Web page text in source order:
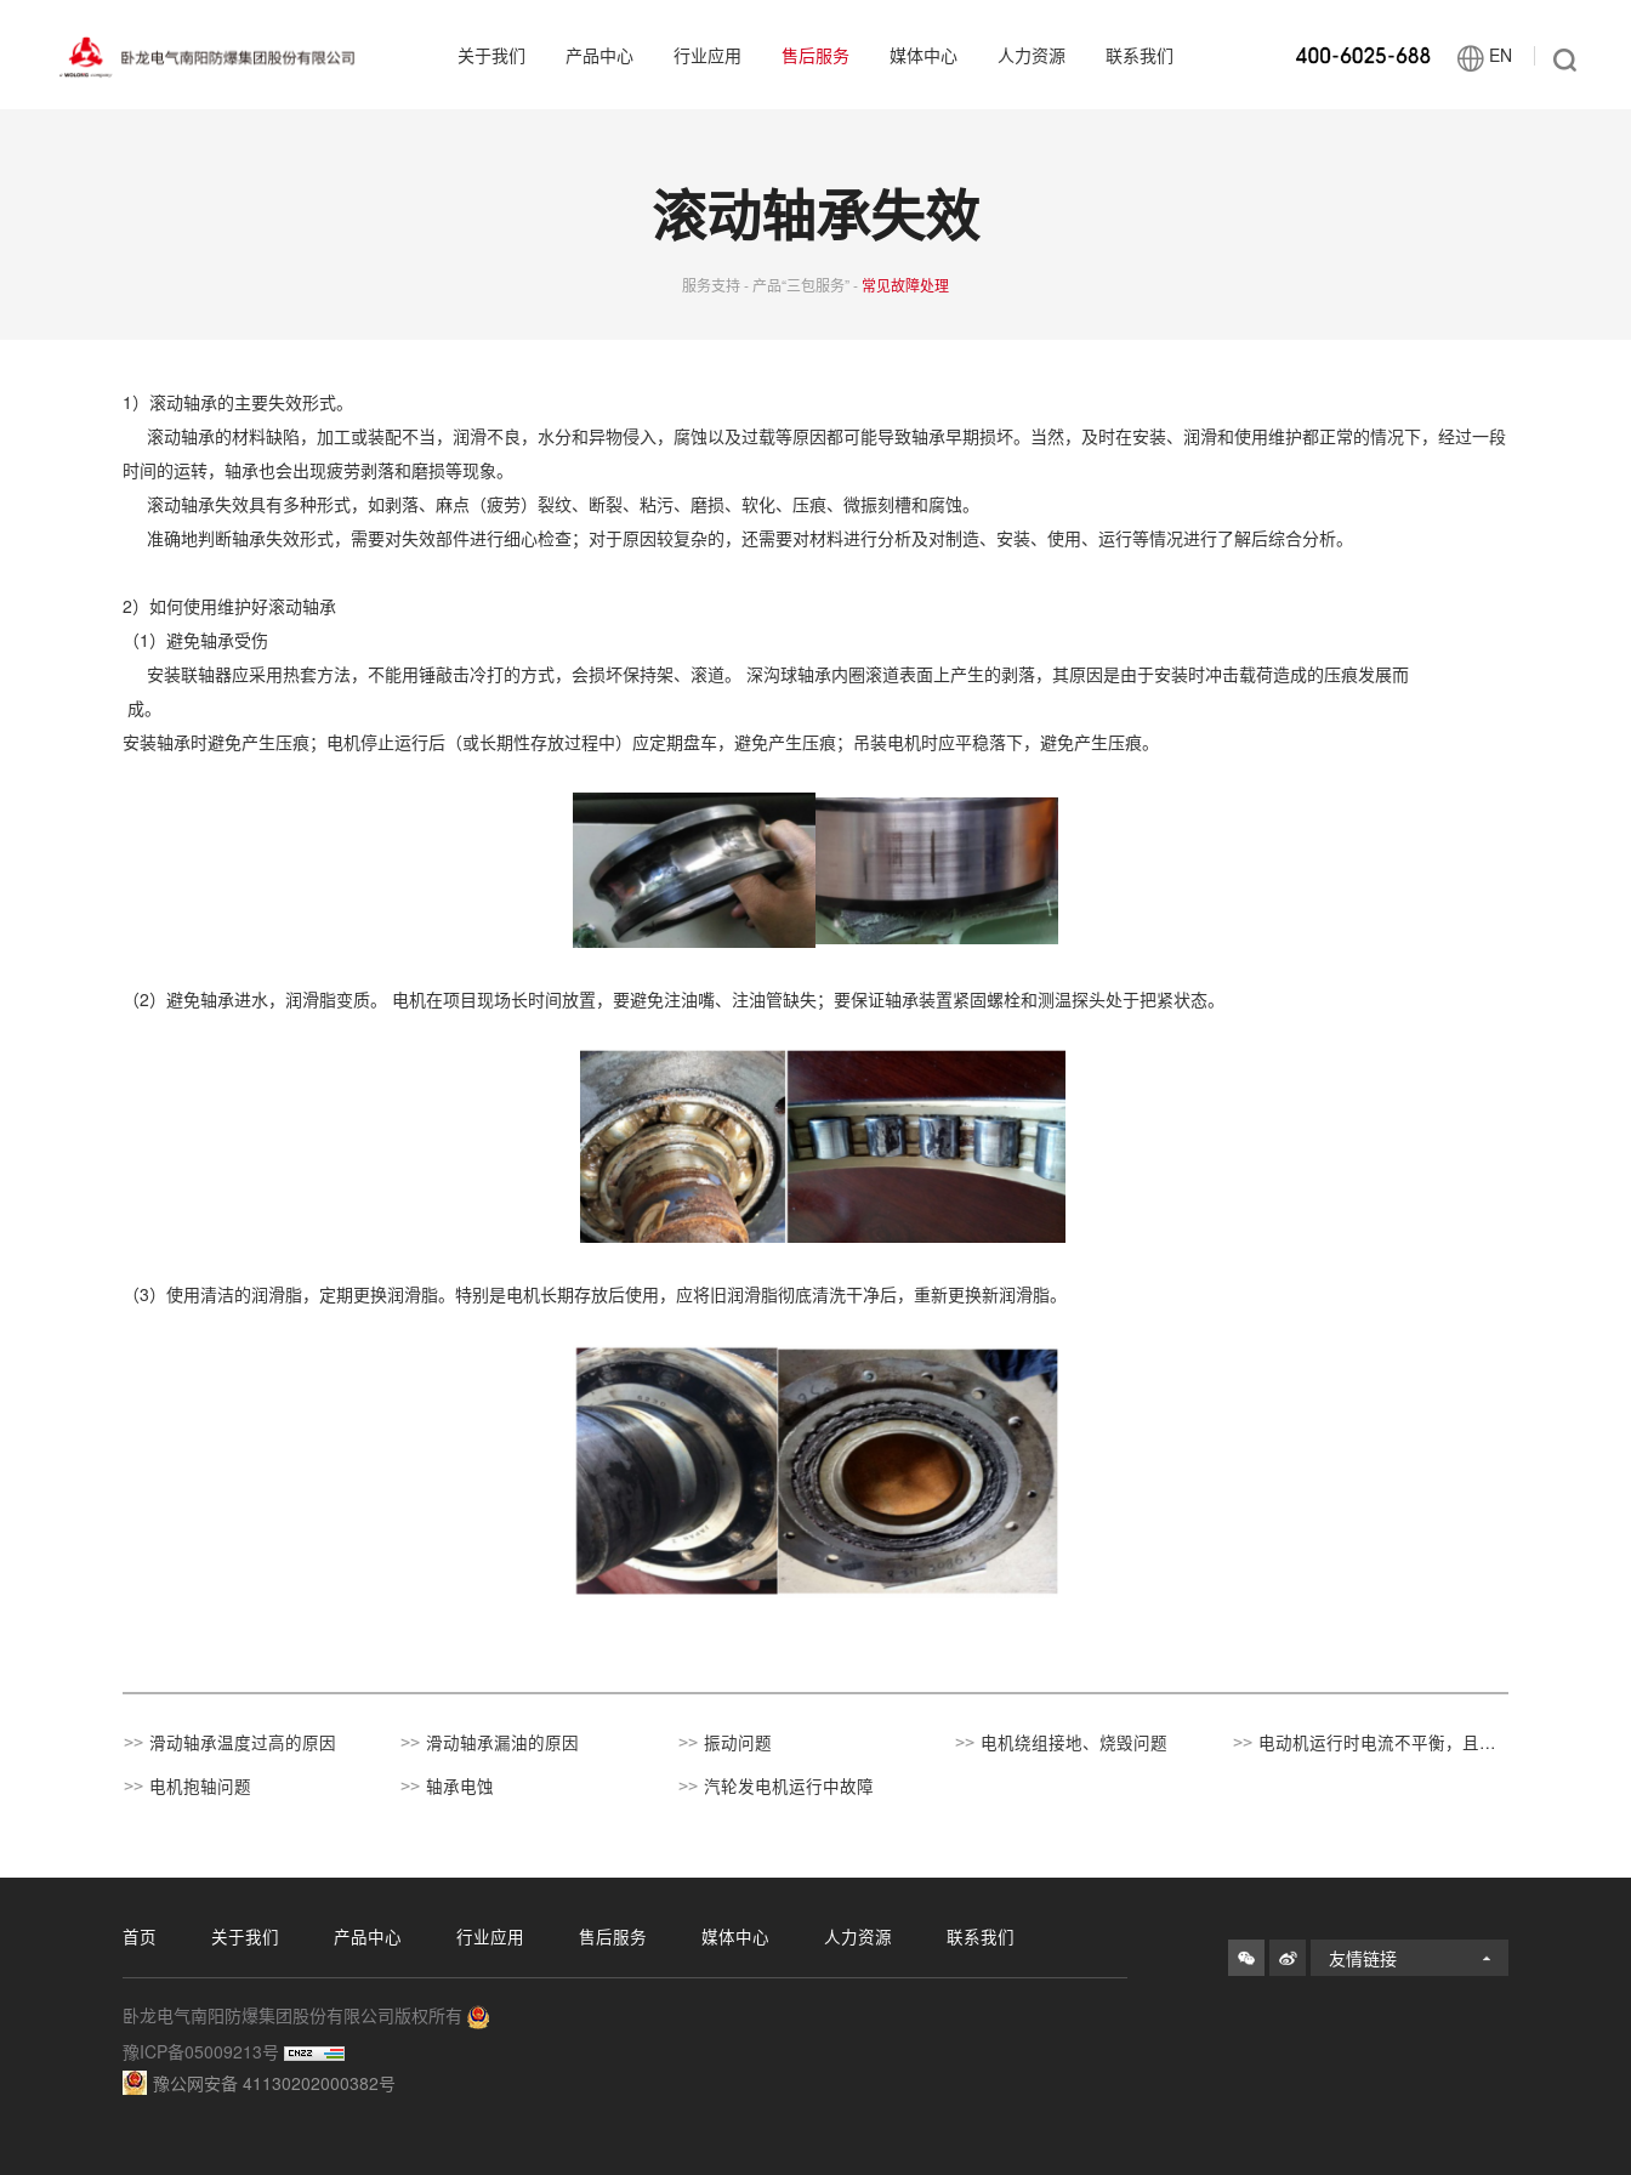
关于我们 产品中心 行业应用 售后服务 媒体中心 人力资源 联系我们 EN
滚动轴承失效
服务支持 - 产品“三包服务” - 常见故障处理
1）滚动轴承的主要失效形式。
滚动轴承的材料缺陷，加工或装配不当，润滑不良，水分和异物侵入，腐蚀以及过载等原因都可能导致轴承早期损坏。当然，及时在安装、润滑和使用维护都正常的情况下，经过一段
时间的运转，轴承也会出现疲劳剥落和磨损等现象。
滚动轴承失效具有多种形式，如剥落、麻点（疲劳）裂纹、断裂、粘污、磨损、软化、压痕、微振刻槽和腐蚀。
准确地判断轴承失效形式，需要对失效部件进行细心检查；对于原因较复杂的，还需要对材料进行分析及对制造、安装、使用、运行等情况进行了解后综合分析。
2）如何使用维护好滚动轴承
（1）避免轴承受伤
安装联轴器应采用热套方法，不能用锤敲击冷打的方式，会损坏保持架、滚道。 深沟球轴承内圈滚道表面上产生的剥落，其原因是由于安装时冲击载荷造成的压痕发展而
成。
安装轴承时避免产生压痕；电机停止运行后（或长期性存放过程中）应定期盘车，避免产生压痕；吊装电机时应平稳落下，避免产生压痕。
（2）避免轴承进水，润滑脂变质。 电机在项目现场长时间放置，要避免注油嘴、注油管缺失；要保证轴承装置紧固螺栓和测温探头处于把紧状态。
（3）使用清洁的润滑脂，定期更换润滑脂。特别是电机长期存放后使用，应将旧润滑脂彻底清洗干净后，重新更换新润滑脂。
滑动轴承温度过高的原因 滑动轴承漏油的原因 振动问题 电机绕组接地、烧毁问题
电动机运行时电流不平衡，且相
电机抱轴问题 轴承电蚀 汽轮发电机运行中故障
首页 关于我们 产品中心 行业应用 售后服务 媒体中心 人力资源 联系我们
卧龙电气南阳防爆集团股份有限公司版权所有
豫ICP备05009213号
豫公网安备 41130202000382号
友情链接